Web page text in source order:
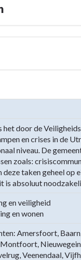
het door de
en crises in de
niveau. De
zoals:
taken geheel op
is absoluut
en veiligheid
en wonen
Amersfoort,
Veenendaal,